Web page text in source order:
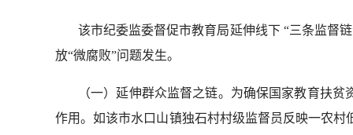
该市纪委监委督促市教育局延伸线下 “三条监督链
放“微腐败”问题发生。
（一）延伸群众监督之链。为确保国家教育扶贫
作用。如该市水口山镇独石村村级监督员反映一农